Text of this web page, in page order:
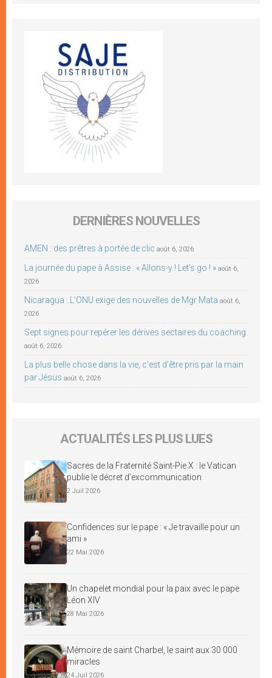
DERNIÈRES NOUVELLES
AMEN : des prêtres à portée de clic août 6, 2026
La journée du pape à Assise : « Allons-y ! Let’s go ! » août 6,
2026
Nicaragua : L’ONU exige des nouvelles de Mgr Mata août 6,
2026
Sept signes pour repérer les dérives sectaires du coaching
août 6, 2026
La plus belle chose dans la vie, c’est d’être pris par la main
par Jésus août 6, 2026
ACTUALITÉS LES PLUS LUES
Sacres de la Fraternité Saint-Pie X : le Vatican
publie le décret d’excommunication
2 Juil 2026
Confidences sur le pape : « Je travaille pour un
ami »
22 Mai 2026
Un chapelet mondial pour la paix avec le pape
Léon XIV
28 Mai 2026
Mémoire de saint Charbel, le saint aux 30 000
miracles
24 Juil 2026